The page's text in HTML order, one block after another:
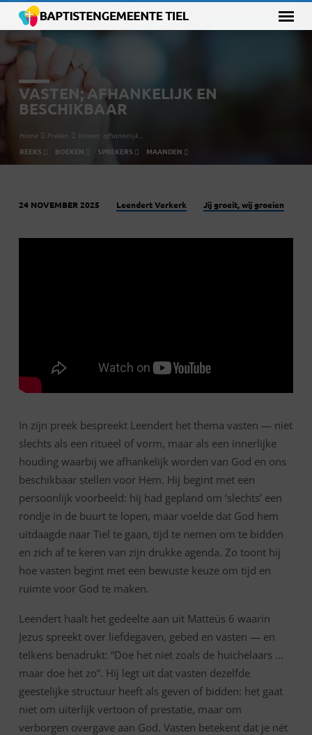
VASTEN; AFHANKELIJK EN
BESCHIKBAAR
Home Preken Vasten; afhankelijk…
REEKS BOEKEN SPREKERS MAANDEN
AFHANKELIJK
24 NOVEMBER 2025 Leendert Verkerk Jij groeit, wij groeien
In zijn preek bespreekt Leendert het thema vasten — niet
slechts als een ritueel of vorm, maar als een innerlijke
houding waarbij we afhankelijk worden van God en ons
beschikbaar stellen voor Hem. Hij begint met een
persoonlijk voorbeeld: hij had gepland om ‘slechts’ een
rondje in de buurt te lopen, maar voelde dat God hem
uitdaagde naar Tiel te gaan, tijd te nemen om te bidden
en zich af te keren van zijn drukke agenda. Zo toont hij
hoe vasten begint met een bewuste keuze om tijd en
ruimte voor God te maken.
Leendert haalt het gedeelte aan uit Matteüs 6 waarin
Jezus spreekt over liefdegaven, gebed en vasten — en
telkens benadrukt: “Doe het niet zoals de huichelaars …
maar doe het zo”. Hij legt uit dat vasten dezelfde
geestelijke structuur heeft als geven of bidden: het gaat
niet om uiterlijk vertoon of prestatie, maar om
verborgen overgave aan God. Vasten betekent dat je nét